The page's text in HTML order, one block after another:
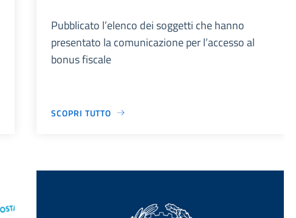
Pubblicato l’elenco dei soggetti che hanno
presentato la comunicazione per l’accesso al
bonus fiscale
SCOPRI TUTTO